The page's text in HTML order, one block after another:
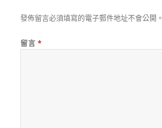
發佈留言必須填寫的電子郵件地址不會公開。
留言 *